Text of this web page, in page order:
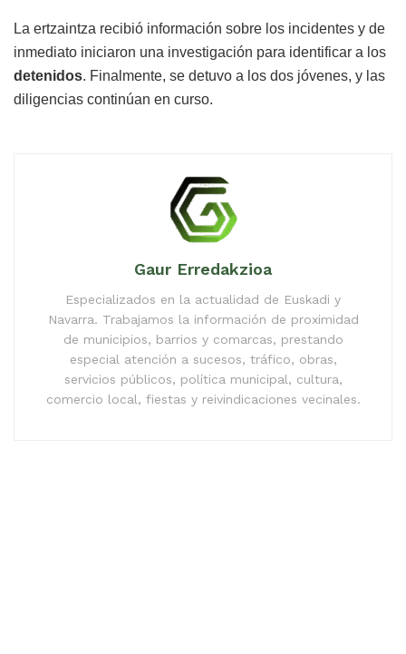
La ertzaintza recibió información sobre los incidentes y de
inmediato iniciaron una investigación para identificar a los
detenidos. Finalmente, se detuvo a los dos jóvenes, y las
diligencias continúan en curso.
Gaur Erredakzioa
Especializados en la actualidad de Euskadi y
Navarra. Trabajamos la información de proximidad
de municipios, barrios y comarcas, prestando
especial atención a sucesos, tráfico, obras,
servicios públicos, política municipal, cultura,
comercio local, fiestas y reivindicaciones vecinales.